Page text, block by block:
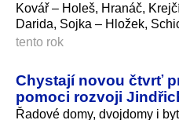
Kovář – Holeš, Hranáč,
Darida, Sojka – Hložek,
tento rok
Chystají novou čtvrť
pomoci rozvoji
Řadové domy, dvojdomy i